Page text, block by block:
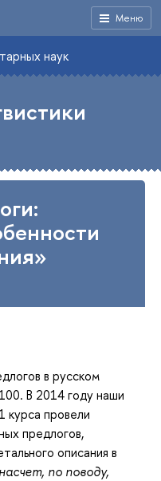
Меню
наук
в русском
В 2014 году наши
курса провели
предлогов,
описания в
по поводу,